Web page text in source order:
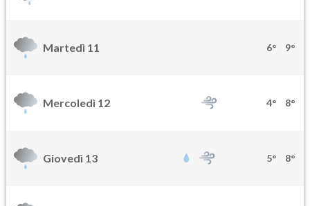
Martedì 11 6° 9°
Mercoledì 12 4° 8°
Giovedì 13 5° 8°